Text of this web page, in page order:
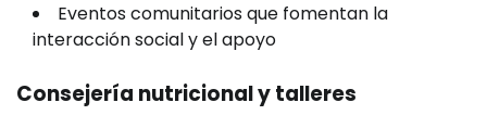
Eventos comunitarios que fomentan la
interacción social y el apoyo
Consejería nutricional y talleres